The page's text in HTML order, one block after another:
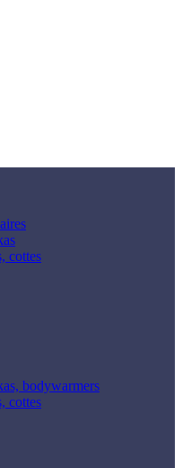
cottes
bodywarmers
cottes